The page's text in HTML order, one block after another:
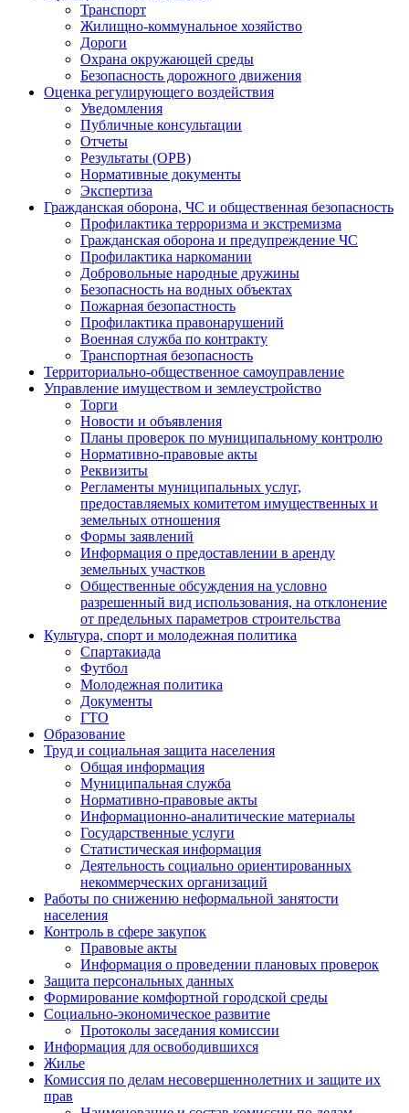
Транспорт
Жилищно-коммунальное хозяйство
Дороги
Охрана окружающей среды
Безопасность дорожного движения
Оценка регулирующего воздействия
Уведомления
Публичные консультации
Отчеты
Результаты (ОРВ)
Нормативные документы
Экспертиза
Гражданская оборона, ЧС и общественная безопасность
Профилактика терроризма и экстремизма
Гражданская оборона и предупреждение ЧС
Профилактика наркомании
Добровольные народные дружины
Безопасность на водных объектах
Пожарная безопастность
Профилактика правонарушений
Военная служба по контракту
Транспортная безопасность
Территориально-общественное самоуправление
Управление имуществом и землеустройство
Торги
Новости и объявления
Планы проверок по муниципальному контролю
Нормативно-правовые акты
Реквизиты
Регламенты муниципальных услуг,
предоставляемых комитетом имущественных и
земельных отношения
Формы заявлений
Информация о предоставлении в аренду
земельных участков
Общественные обсуждения на условно
разрешенный вид использования, на отклонение
от предельных параметров строительства
Культура, спорт и молодежная политика
Спартакиада
Футбол
Молодежная политика
Документы
ГТО
Образование
Труд и социальная защита населения
Общая информация
Муниципальная служба
Нормативно-правовые акты
Информационно-аналитические материалы
Государственные услуги
Статистическая информация
Деятельность социально ориентированных
некоммерческих организаций
Работы по снижению неформальной занятости
населения
Контроль в сфере закупок
Правовые акты
Информация о проведении плановых проверок
Защита персональных данных
Формирование комфортной городской среды
Социально-экономическое развитие
Протоколы заседания комиссии
Информация для освободившихся
Жилье
Комиссия по делам несовершеннолетних и защите их
прав